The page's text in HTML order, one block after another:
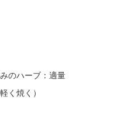
のハーブ：適量
く焼く）